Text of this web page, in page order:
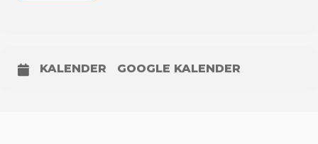
KALENDER GOOGLE KALENDER